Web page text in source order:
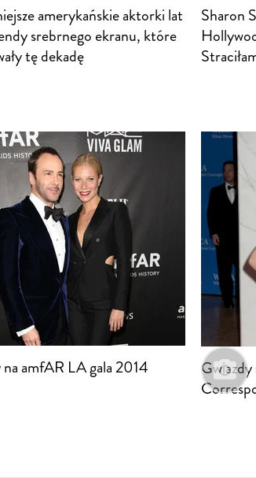
amerykańskie aktorki lat
srebrnego ekranu, które
tę dekadę
Sharon
amfAR LA gala 2014